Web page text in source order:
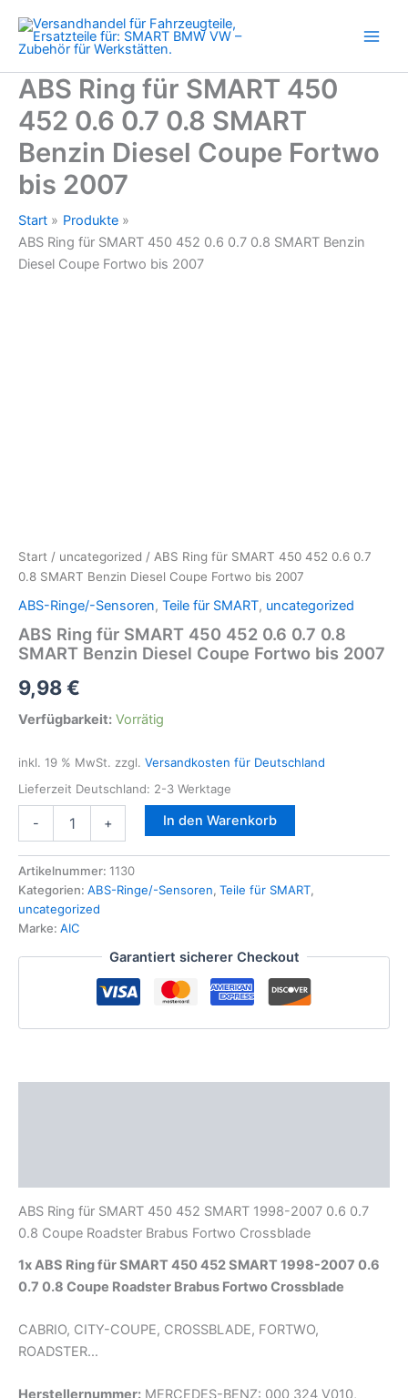
Inhalt
springen
ABS Ring für SMART 450
452 0.6 0.7 0.8 SMART
Benzin Diesel Coupe Fortwo
bis 2007
Start
Produkte
ABS Ring für SMART 450 452 0.6 0.7 0.8 SMART Benzin
Diesel Coupe Fortwo bis 2007
Start / uncategorized / ABS Ring für SMART 450 452 0.6 0.7
0.8 SMART Benzin Diesel Coupe Fortwo bis 2007
ABS-Ringe/-Sensoren, Teile für SMART, uncategorized
ABS Ring für SMART 450 452 0.6 0.7 0.8
SMART Benzin Diesel Coupe Fortwo bis 2007
9,98€
Verfügbarkeit: Vorrätig
inkl. 19 % MwSt. zzgl. Versandkosten für Deutschland
Lieferzeit Deutschland: 2-3 Werktage
-
SMART
450
452
0.6
0.8
Coupe
2007
+ In den Warenkorb
Artikelnummer: 1130
Kategorien: ABS-Ringe/-Sensoren, Teile für SMART,
uncategorized
Marke: AIC
Garantiert sicherer Checkout
ABS Ring für SMART 450 452 SMART 1998-2007 0.6 0.7
0.8 Coupe Roadster Brabus Fortwo Crossblade
1x ABS Ring für SMART 450 452 SMART 1998-2007 0.6
0.7 0.8 Coupe Roadster Brabus Fortwo Crossblade
CABRIO, CITY-COUPE, CROSSBLADE, FORTWO,
ROADSTER…
Herstellernummer: MERCEDES-BENZ: 000 324 V010,
0.6
0.7
0.8
SMART
Benzin
Diesel
Coupe
Fortwo